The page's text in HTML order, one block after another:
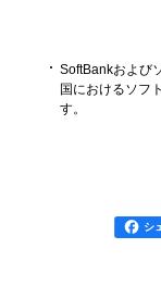
SoftBankおよび
国におけるソフ
す。
シ